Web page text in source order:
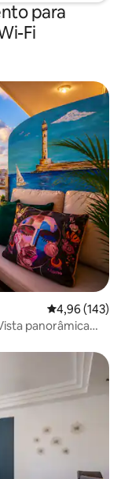
para
Fi
4,96 de uma
4,96 (143)
panorâmica